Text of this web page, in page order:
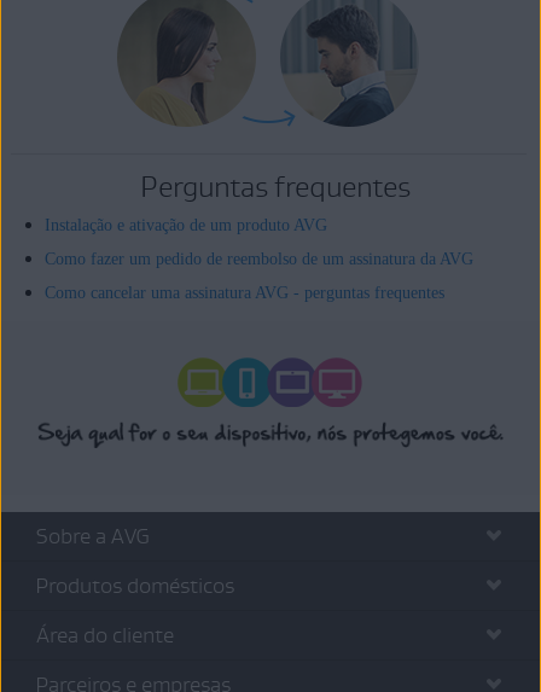
Perguntas frequentes
Instalação e ativação de um produto AVG
Como fazer um pedido de reembolso de um assinatura da AVG
Como cancelar uma assinatura AVG - perguntas frequentes
Sobre a AVG
Produtos domésticos
Área do cliente
Parceiros e empresas